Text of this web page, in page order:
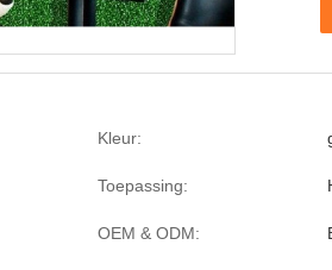
Kleur:
Toepassing:
OEM & ODM: